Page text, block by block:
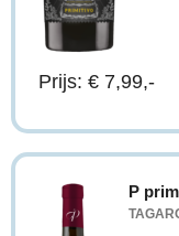
Prijs: € 7,99,-
P